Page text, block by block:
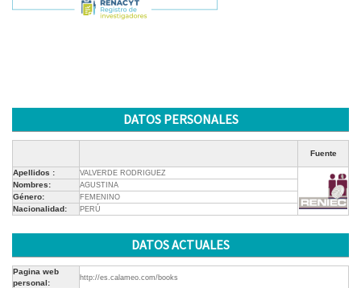
DATOS PERSONALES
Fuente
Apellidos : VALVERDE RODRIGUEZ
Nombres: AGUSTINA
Género: FEMENINO
Nacionalidad: PERÚ
DATOS ACTUALES
Pagina web
personal:
http://es.calameo.com/books